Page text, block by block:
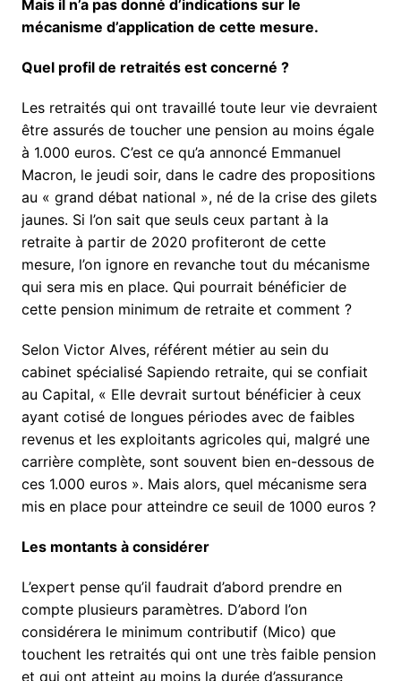
Mais il n’a pas donné d’indications sur le
mécanisme d’application de cette mesure.
Quel profil de retraités est concerné ?
Les retraités qui ont travaillé toute leur vie devraient
être assurés de toucher une pension au moins égale
à 1.000 euros. C’est ce qu’a annoncé Emmanuel
Macron, le jeudi soir, dans le cadre des propositions
au « grand débat national », né de la crise des gilets
jaunes. Si l’on sait que seuls ceux partant à la
retraite à partir de 2020 profiteront de cette
mesure, l’on ignore en revanche tout du mécanisme
qui sera mis en place. Qui pourrait bénéficier de
cette pension minimum de retraite et comment ?
Selon Victor Alves, référent métier au sein du
cabinet spécialisé Sapiendo retraite, qui se confiait
au Capital, « Elle devrait surtout bénéficier à ceux
ayant cotisé de longues périodes avec de faibles
revenus et les exploitants agricoles qui, malgré une
carrière complète, sont souvent bien en-dessous de
ces 1.000 euros ». Mais alors, quel mécanisme sera
mis en place pour atteindre ce seuil de 1000 euros ?
Les montants à considérer
L’expert pense qu’il faudrait d’abord prendre en
compte plusieurs paramètres. D’abord l’on
considérera le minimum contributif (Mico) que
touchent les retraités qui ont une très faible pension
et qui ont atteint au moins la durée d’assurance